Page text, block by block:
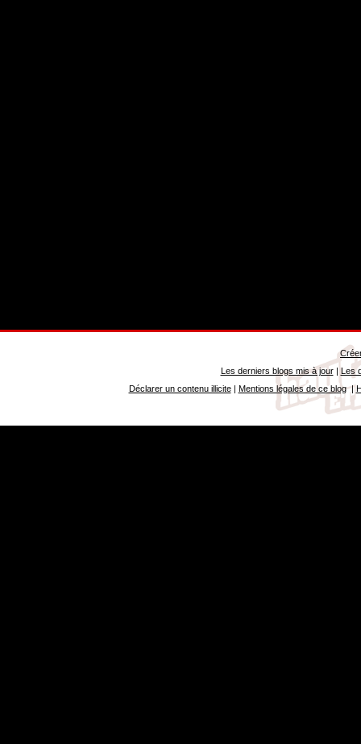
Les derniers blogs mis à jour| Les
Déclarer un contenu illicite| Mentions légales de ce blog|